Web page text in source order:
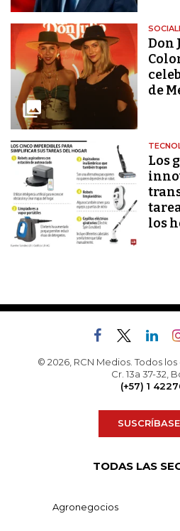
Don
de
Los
los
© 2026, RCN Medios. Todos
Cr. 13a 37-32,
(+57) 1
SUSCRÍBASE
TODAS LAS
Agronegocios